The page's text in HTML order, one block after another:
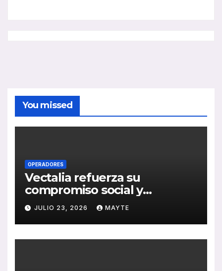
You missed
OPERADORES
Vectalia refuerza su
compromiso social y
medioambiental con la
publicación de su Memoria
de RSC 2025
JULIO 23, 2026 MAYTE